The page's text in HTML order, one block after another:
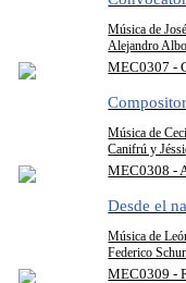
Música de
Alejandro
MEC0307 -
Música de
Canifrú y
MEC0308 -
Desde el
Música de
Federico
MEC0309 -